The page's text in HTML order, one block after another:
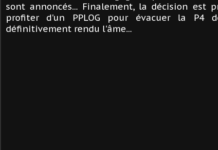
sont annoncés... Finalement, la décision est
profiter d'un PPLOG pour évacuer la P4
définitivement rendu l'âme...